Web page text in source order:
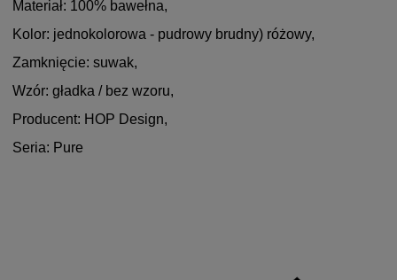
Materiał: 100% bawełna,
Kolor: jednokolorowa - pudrowy brudny) różowy,
Zamknięcie: suwak,
Wzór: gładka / bez wzoru,
Producent: HOP Design,
Seria: Pure